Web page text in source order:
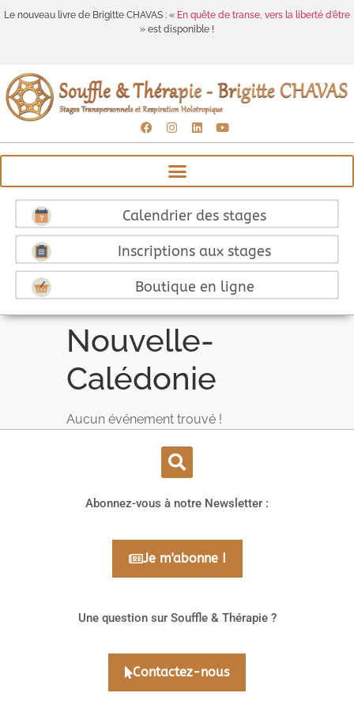
Le nouveau livre de Brigitte CHAVAS : « En quête de transe, vers la liberté d’être
» est disponible !
Calendrier des stages
Inscriptions aux stages
Boutique en ligne
Nouvelle-
Calédonie
Aucun événement trouvé !
Abonnez-vous à notre Newsletter :
Je m'abonne !
Une question sur Souffle & Thérapie ?
Contactez-nous